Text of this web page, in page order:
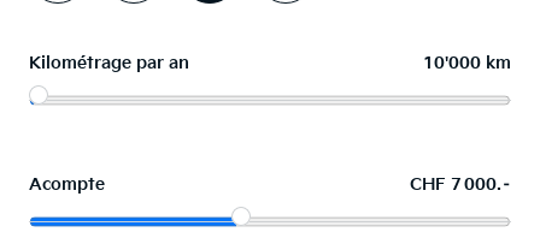
Kilométrage par an 10'000 km
Acompte CHF 7 000.–